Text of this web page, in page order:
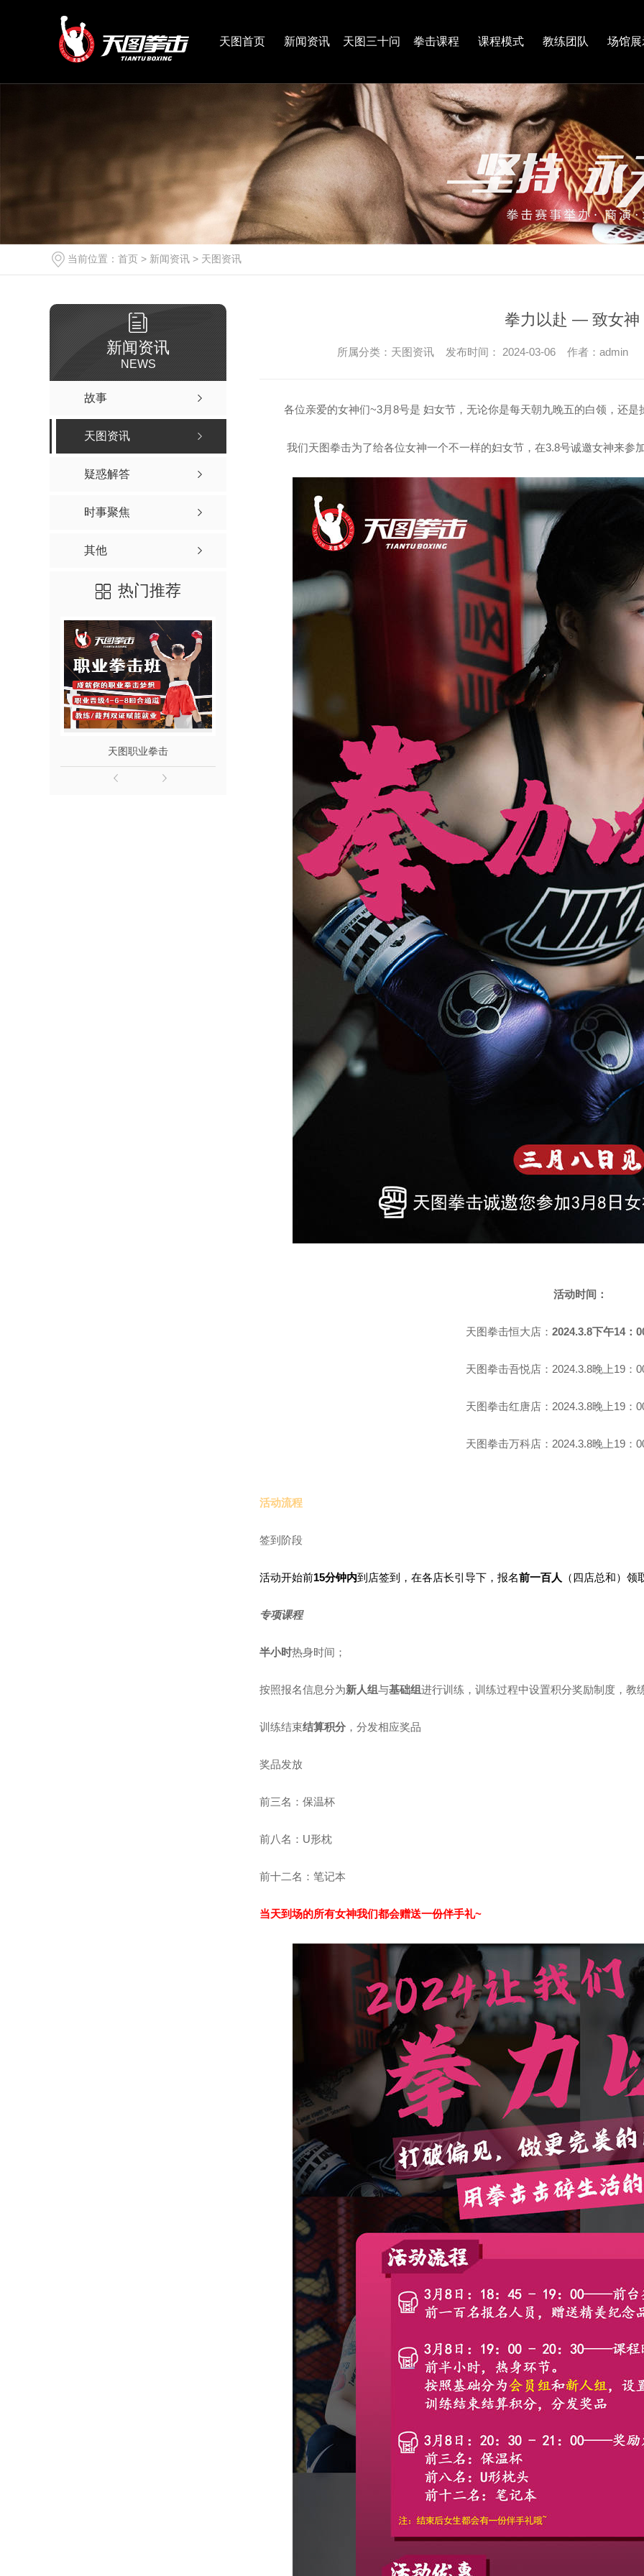
天图首页 新闻资讯 天图三十问 拳击课程 课程模式 教练团队 场馆展
当前位置： 首页 > 新闻资讯 > 天图资讯
新闻资讯
NEWS
故事
天图资讯
疑惑解答
时事聚焦
其他
热门推荐
天图职业拳击 成都青少儿拳击 天图业余拳击
拳力以赴 — 致女神
所属分类：天图资讯 发布时间： 2024-03-06 作者：admin
各位亲爱的女神们~3月8号是 妇女节，无论你是每天朝九晚五的白领，还是
我们天图拳击为了给各位女神一个不一样的妇女节，在3.8号诚邀女神来参
活动时间：
天图拳击恒大店： 2024.3.8下午14：
天图拳击吾悦店： 2024.3.8晚上19：
天图拳击红唐店： 2024.3.8晚上19：
天图拳击万科店： 2024.3.8晚上19：
活动流程
签到阶段
活动开始前15分钟内到店签到，在各店长引导下，报名前一百人 （四店总和）领
专项课程
半小时热身时间；
按照报名信息分为新人组与基础组进行训练，训练过程中设置积分奖励制度，教
训练结束结算积分 ，分发相应奖品
奖品发放
前三名：保温杯
前八名： U形枕
前十二名：笔记本
当天到场的所有女神我们都会赠送一份伴手礼~